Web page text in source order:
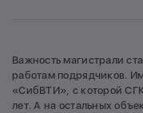
Важность магистрали
работам подрядчиков.
«СибВТИ», с которой
лет. А на остальных